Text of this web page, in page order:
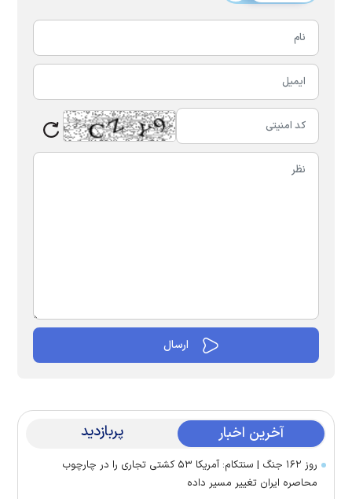
آخرین اخبار پربازدید
روز ۱۶۲ جنگ | سنتکام: آمریکا ۵۳ کشتی تجاری را در چارچوب
محاصره ایران تغییر مسیر داده